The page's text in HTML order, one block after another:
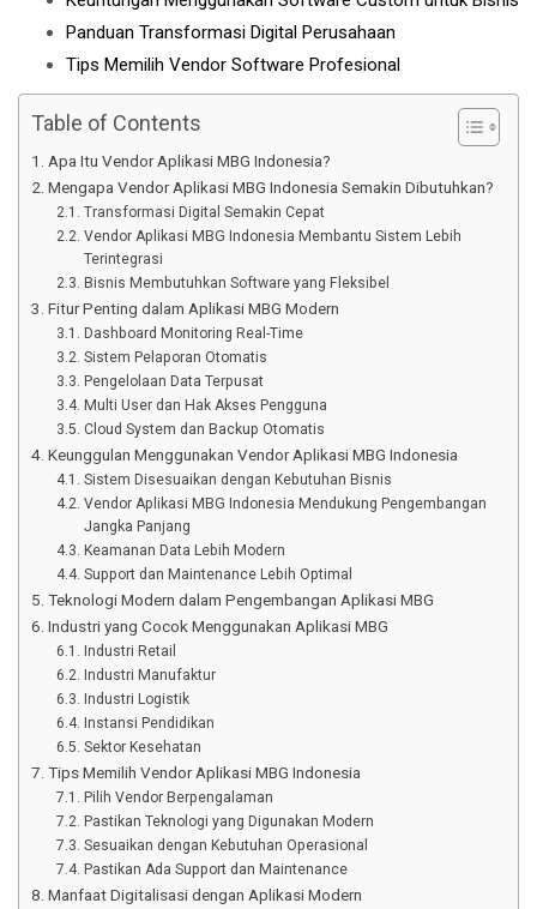
Panduan Transformasi Digital Perusahaan
Tips Memilih Vendor Software Profesional
Table of Contents
Apa Itu Vendor Aplikasi MBG Indonesia?
Mengapa Vendor Aplikasi MBG Indonesia Semakin Dibutuhkan?
Transformasi Digital Semakin Cepat
Vendor Aplikasi MBG Indonesia Membantu Sistem Lebih
Terintegrasi
Bisnis Membutuhkan Software yang Fleksibel
Fitur Penting dalam Aplikasi MBG Modern
Dashboard Monitoring Real-Time
Sistem Pelaporan Otomatis
Pengelolaan Data Terpusat
Multi User dan Hak Akses Pengguna
Cloud System dan Backup Otomatis
Keunggulan Menggunakan Vendor Aplikasi MBG Indonesia
Sistem Disesuaikan dengan Kebutuhan Bisnis
Vendor Aplikasi MBG Indonesia Mendukung Pengembangan
Jangka Panjang
Keamanan Data Lebih Modern
Support dan Maintenance Lebih Optimal
Teknologi Modern dalam Pengembangan Aplikasi MBG
Industri yang Cocok Menggunakan Aplikasi MBG
Industri Retail
Industri Manufaktur
Industri Logistik
Instansi Pendidikan
Sektor Kesehatan
Tips Memilih Vendor Aplikasi MBG Indonesia
Pilih Vendor Berpengalaman
Pastikan Teknologi yang Digunakan Modern
Sesuaikan dengan Kebutuhan Operasional
Pastikan Ada Support dan Maintenance
Manfaat Digitalisasi dengan Aplikasi Modern